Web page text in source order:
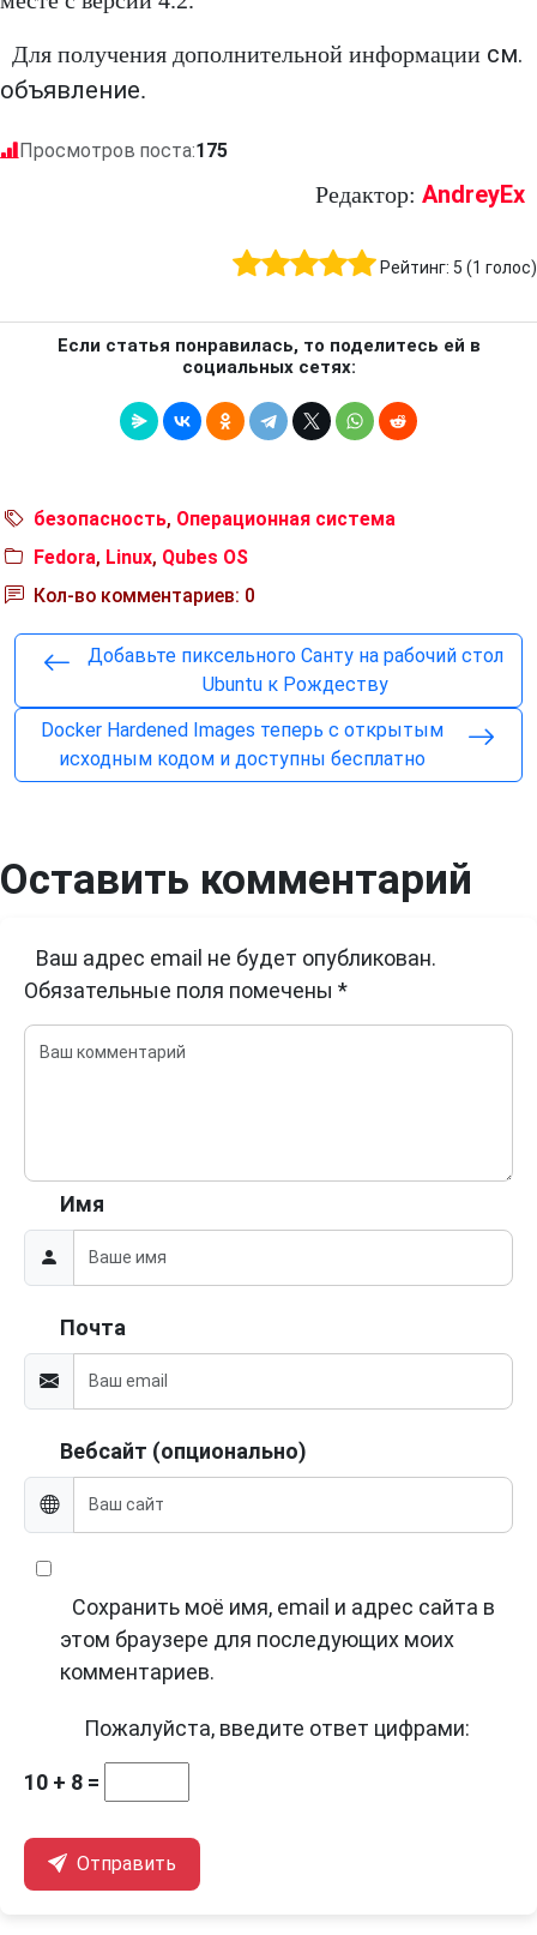
Для получения дополнительной информации см.
объявление.
Просмотров поста:175
Редактор: AndreyEx
Рейтинг: 5 (1 голос)
Если статья понравилась, то поделитесь ей в
социальных сетях:
безопасность, Операционная система
Fedora, Linux, Qubes OS
Кол-во комментариев: 0
Добавьте пиксельного Санту на рабочий стол
Ubuntu к Рождеству
Docker Hardened Images теперь с открытым
исходным кодом и доступны бесплатно
Оставить комментарий
Ваш адрес email не будет опубликован.
Обязательные поля помечены *
Имя
Почта
Вебсайт (опционально)
Сохранить моё имя, email и адрес сайта в
этом браузере для последующих моих
комментариев.
Пожалуйста, введите ответ цифрами:
10 + 8 =
Отправить